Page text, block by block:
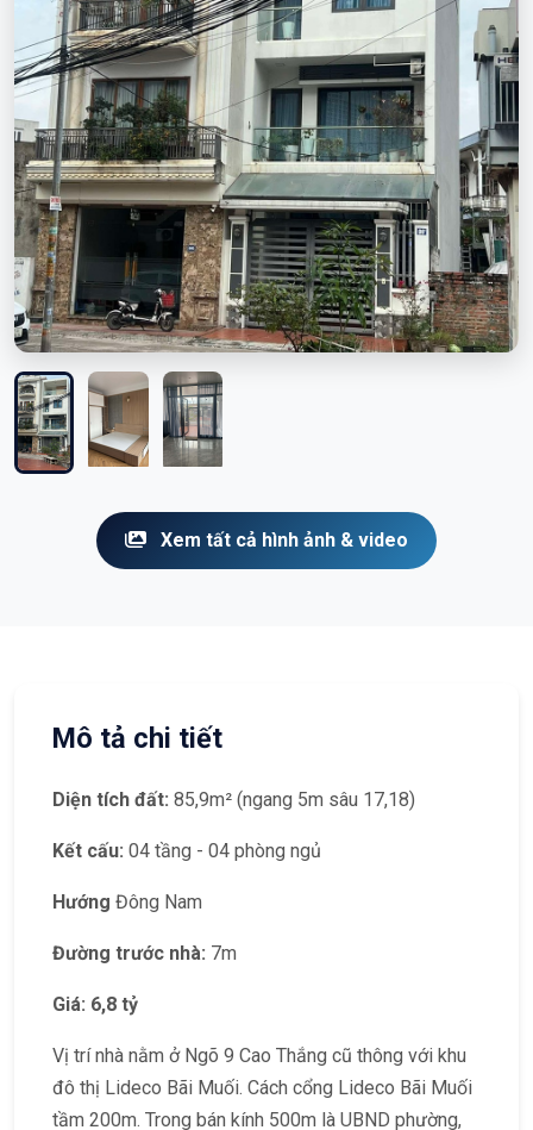
Xem tất cả hình ảnh & video
Mô tả chi tiết
Diện tích đất: 85,9m² (ngang 5m sâu 17,18)
Kết cấu: 04 tầng - 04 phòng ngủ
Hướng Đông Nam
Đường trước nhà: 7m
Giá: 6,8 tỷ
Vị trí nhà nằm ở Ngõ 9 Cao Thắng cũ thông với khu
đô thị Lideco Bãi Muối. Cách cổng Lideco Bãi Muối
tầm 200m. Trong bán kính 500m là UBND phường,